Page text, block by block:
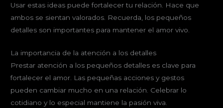
Usar estas ideas puede fortalecer tu relación. Hace que
ambos se sientan valorados. Recuerda, los pequeños
detalles son importantes para mantener el amor vivo.
La importancia de la atención a los detalles
Prestar atención a los pequeños detalles es clave para
fortalecer el amor. Las pequeñas acciones y gestos
pueden cambiar mucho en una relación. Celebrar lo
cotidiano y lo especial mantiene la pasión viva.